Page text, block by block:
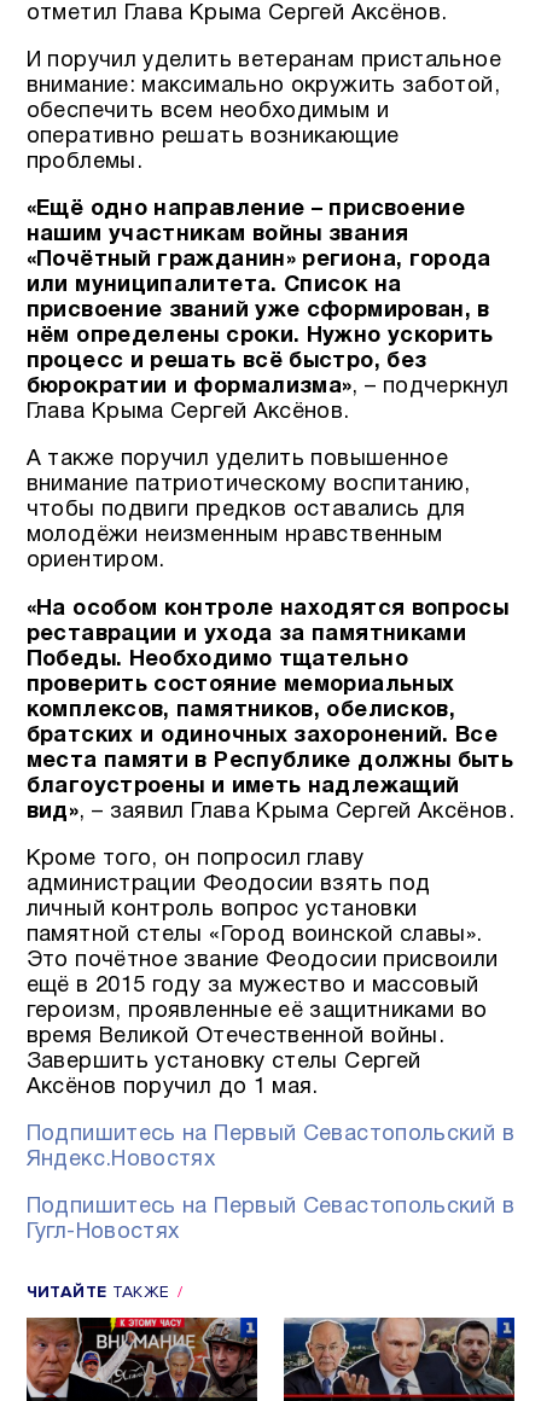
отметил Глава Крыма Сергей Аксёнов.
И поручил уделить ветеранам пристальное
внимание: максимально окружить заботой,
обеспечить всем необходимым и
оперативно решать возникающие
проблемы.
«Ещё одно направление – присвоение
нашим участникам войны звания
«Почётный гражданин» региона, города
или муниципалитета. Список на
присвоение званий уже сформирован, в
нём определены сроки. Нужно ускорить
процесс и решать всё быстро, без
бюрократии и формализма», – подчеркнул
Глава Крыма Сергей Аксёнов.
А также поручил уделить повышенное
внимание патриотическому воспитанию,
чтобы подвиги предков оставались для
молодёжи неизменным нравственным
ориентиром.
«На особом контроле находятся вопросы
реставрации и ухода за памятниками
Победы. Необходимо тщательно
проверить состояние мемориальных
комплексов, памятников, обелисков,
братских и одиночных захоронений. Все
места памяти в Республике должны быть
благоустроены и иметь надлежащий
вид», – заявил Глава Крыма Сергей Аксёнов.
Кроме того, он попросил главу
администрации Феодосии взять под
личный контроль вопрос установки
памятной стелы «Город воинской славы».
Это почётное звание Феодосии присвоили
ещё в 2015 году за мужество и массовый
героизм, проявленные её защитниками во
время Великой Отечественной войны.
Завершить установку стелы Сергей
Аксёнов поручил до 1 мая.
Подпишитесь на Первый Севастопольский в
Яндекс.Новостях
Подпишитесь на Первый Севастопольский в
Гугл-Новостях
ЧИТАЙТЕ ТАКЖЕ